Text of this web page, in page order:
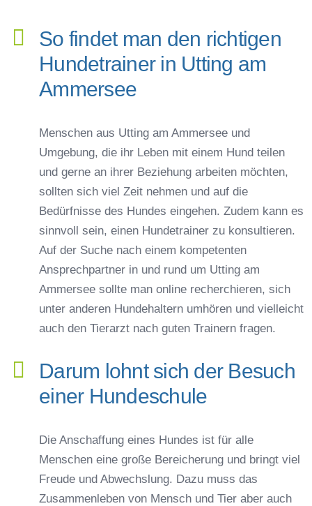
So findet man den richtigen
Hundetrainer in Utting am
Ammersee
Menschen aus Utting am Ammersee und
Umgebung, die ihr Leben mit einem Hund teilen
und gerne an ihrer Beziehung arbeiten möchten,
sollten sich viel Zeit nehmen und auf die
Bedürfnisse des Hundes eingehen. Zudem kann es
sinnvoll sein, einen Hundetrainer zu konsultieren.
Auf der Suche nach einem kompetenten
Ansprechpartner in und rund um Utting am
Ammersee sollte man online recherchieren, sich
unter anderen Hundehaltern umhören und vielleicht
auch den Tierarzt nach guten Trainern fragen.
Darum lohnt sich der Besuch
einer Hundeschule
Die Anschaffung eines Hundes ist für alle
Menschen eine große Bereicherung und bringt viel
Freude und Abwechslung. Dazu muss das
Zusammenleben von Mensch und Tier aber auch